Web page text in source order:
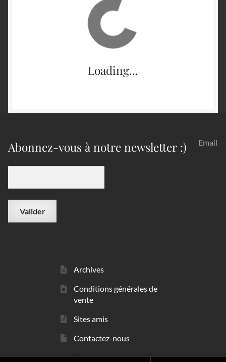
Loading...
Abonnez-vous à notre newsletter :) Email
Archives
Conditions générales de
vente
Sites amis
Contactez-nous